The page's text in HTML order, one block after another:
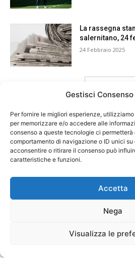
Gestisci Consenso
Per fornire le migliori esperienze,
per memorizzare e/o accedere alle
consenso a queste tecnologie ci permetterà
comportamento di navigazione o ID unici su
acconsentire o ritirare il consenso può
caratteristiche e funzioni.
Accetta
Nega
Visualizza le
La rassegna
salernitano, 24
24 Febbraio 2025